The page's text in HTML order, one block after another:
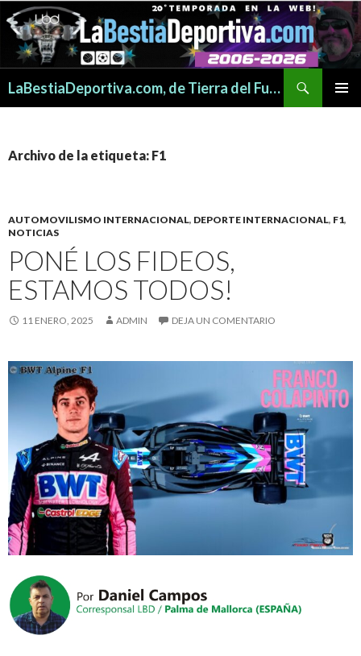
LaBestiaDeportiva.com, de Tierra del Fuego para todo el mundo
Archivo de la etiqueta: F1
AUTOMOVILISMO INTERNACIONAL, DEPORTE INTERNACIONAL, F1,
NOTICIAS
PONÉ LOS FIDEOS,
ESTAMOS TODOS!
11 ENERO, 2025 ADMIN DEJA UN COMENTARIO